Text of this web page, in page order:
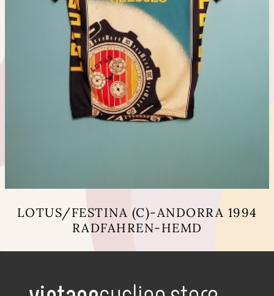
LOTUS/FESTINA (C)-ANDORRA 1994
RADFAHREN-HEMD
Varianten